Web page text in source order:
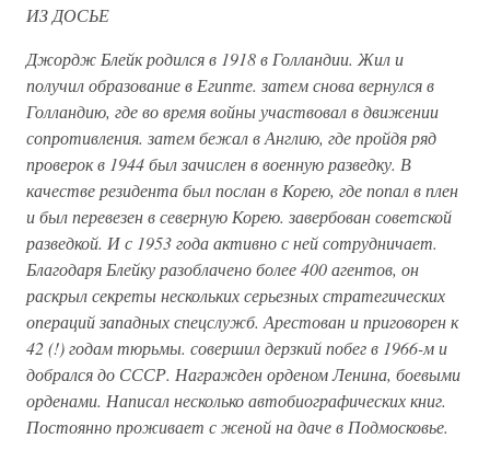
ИЗ ДОСЬЕ
Джордж Блейк родился в 1918 в Голландии. Жил и
получил образование в Египте. затем снова вернулся в
Голландию, где во время войны участвовал в движении
сопротивления. затем бежал в Англию, где пройдя ряд
проверок в 1944 был зачислен в военную разведку. В
качестве резидента был послан в Корею, где попал в плен
и был перевезен в северную Корею. завербован советской
разведкой. И с 1953 года активно с ней сотрудничает.
Благодаря Блейку разоблачено более 400 агентов, он
раскрыл секреты нескольких серьезных стратегических
операций западных спецслужб. Арестован и приговорен к
42 (!) годам тюрьмы. совершил дерзкий побег в 1966-м и
добрался до СССР. Награжден орденом Ленина, боевыми
орденами. Написал несколько автобиографических книг.
Постоянно проживает с женой на даче в Подмосковье.